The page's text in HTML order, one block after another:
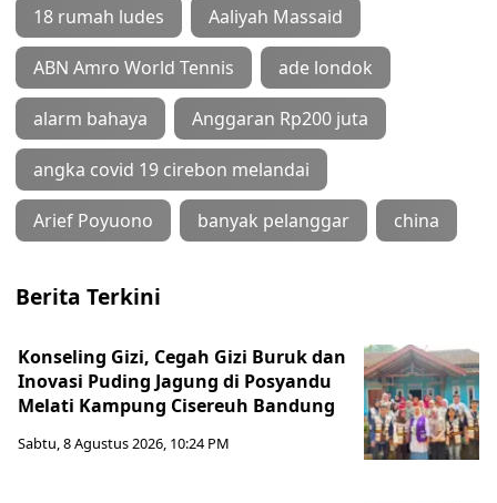
18 rumah ludes Aaliyah Massaid
ABN Amro World Tennis ade londok
alarm bahaya Anggaran Rp200 juta
angka covid 19 cirebon melandai
Arief Poyuono banyak pelanggar china
Berita Terkini
Konseling Gizi, Cegah Gizi Buruk dan
Inovasi Puding Jagung di Posyandu
Melati Kampung Cisereuh Bandung
Sabtu, 8 Agustus 2026, 10:24 PM